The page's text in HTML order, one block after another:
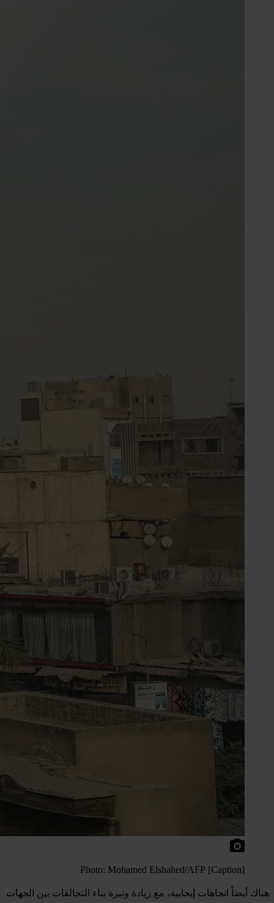
[Caption] Photo: Mohamed Elshahed/AFP
هناك أيضاً اتجاهات إيجابية، مع زيادة وتيرة بناء التحالفات بين الجهات